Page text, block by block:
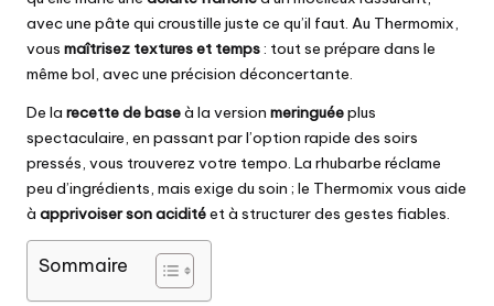
avec une pâte qui croustille juste ce qu’il faut. Au Thermomix,
vous maîtrisez textures et temps: tout se prépare dans le
même bol, avec une précision déconcertante.
De la recette de baseà la version meringuéeplus
spectaculaire, en passant par l’option rapide des soirs
pressés, vous trouverez votre tempo. La rhubarbe réclame
peu d’ingrédients, mais exige du soin ; le Thermomix vous aide
à apprivoiser son aciditéet à structurer des gestes fiables.
Sommaire